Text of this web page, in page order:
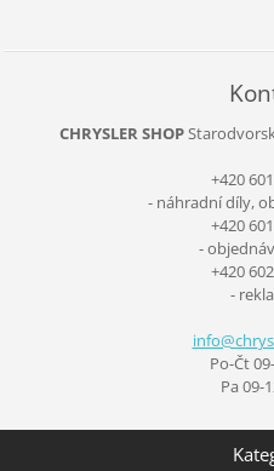
CHRYSLER SHOP
+420
- náhradní díly,
+420
-
+420
-
info@chr
Po-Čt
Pa 09-